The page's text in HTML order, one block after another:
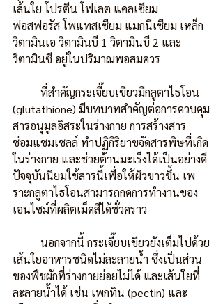
เส้นใย โปรตีน โฟเลต แคลเซียม
ฟอสฟอรัส โพแทสเซียม แมกนีเซียม เหล็ก
วิตามินเอ วิตามินบี 1 วิตามินบี 2 และ
วิตามินซี อยู่ในปริมาณพอสมควร
ที่สำคัญกระเจี๊ยบเขียวมีกลูตาไธโอน
(glutathione) มีบทบาทสำคัญต่อการควบคุม
สารอนุมูลอิสระในร่างกาย การสร้างสาร
ซ่อมแซมเซลล์ ทำปฏิกิริยาขจัดสารพิษที่เกิด
ในร่างกาย และช่วยต้านมะเร็งได้เป็นอย่างดี
ปัจจุบันนิยมใช้สารนี้เพื่อให้ผิวขาวขึ้น เพ
ราะกลูตาไธโอนสามารถกดการทำงานของ
เอนไซม์ที่ผลิตเม็ดสีได้ชั่วคราว
นอกจากนี้ กระเจี๊ยบเขียวยังเต็มไปด้วย
เส้นใยอาหารชนิดไม่ละลายน้ำ ซึ่งเป็นส่วน
ของพืชผักที่ร่างกายย่อยไม่ได้ และเส้นใยที่
ละลายน้ำได้ เช่น เพกทิน (pectin) และ